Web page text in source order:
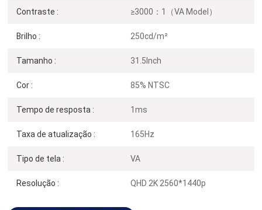
Contraste : ≥3000：1（VA Model）
Brilho : 250cd/m²
Tamanho : 31.5Inch
Cor : 85% NTSC
Tempo de resposta : 1ms
Taxa de atualização : 165Hz
Tipo de tela : VA
Resolução : QHD 2K 2560*1440p